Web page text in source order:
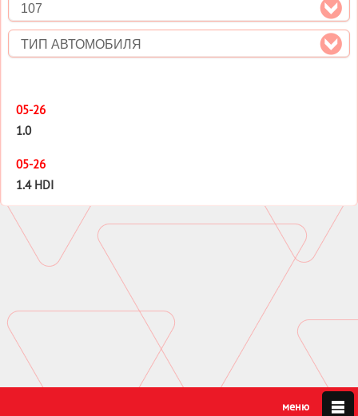
107
ТИП АВТОМОБИЛЯ
05-26
1.0
05-26
1.4 HDI